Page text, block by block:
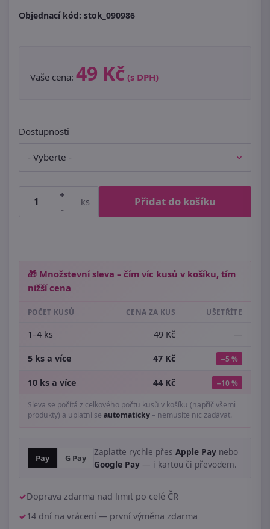
Objednací kód: stok_090986
Vaše cena: 49 Kč (s DPH)
Dostupnosti
+
-
ks Přidat do košíku
🎁 Množstevní sleva – čím víc kusů v košíku, tím
nižší cena
POČET KUSŮ CENA ZA KUS UŠETŘÍTE
1–4 ks 49 Kč —
5 ks a více 47 Kč −5 %
10 ks a více 44 Kč −10 %
Sleva se počítá z celkového počtu kusů v košíku (napříč všemi
produkty) a uplatní se automaticky– nemusíte nic zadávat.
Pay G Pay
Zaplaťte rychle přes Apple Pay nebo
Google Pay — i kartou či převodem.
Doprava zdarma nad limit po celé ČR
14 dní na vrácení — první výměna zdarma